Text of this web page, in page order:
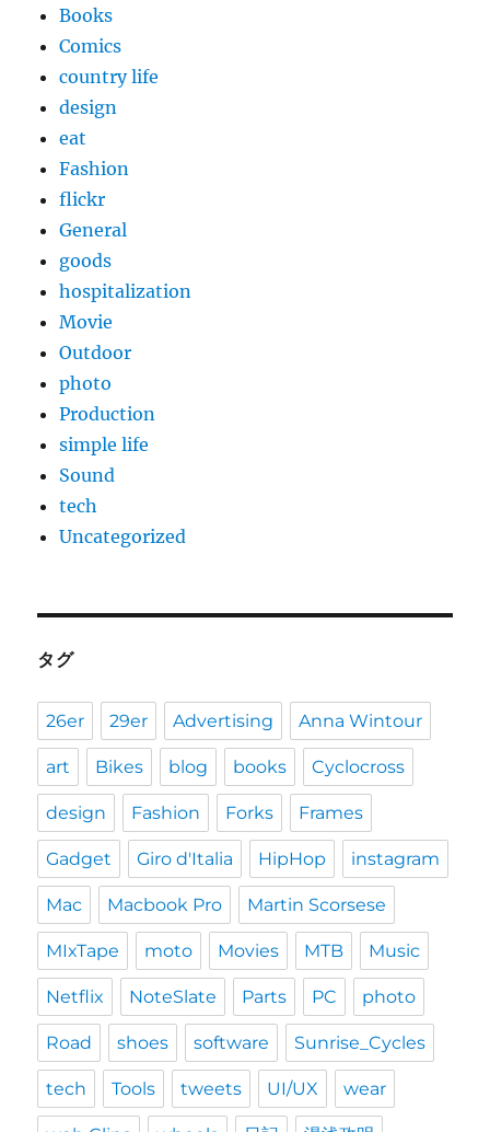
Books
Comics
country life
design
eat
Fashion
flickr
General
goods
hospitalization
Movie
Outdoor
photo
Production
simple life
Sound
tech
Uncategorized
タグ
26er 29er Advertising Anna Wintour
art Bikes blog books Cyclocross
design Fashion Forks Frames
Gadget Giro d'Italia HipHop instagram
Mac Macbook Pro Martin Scorsese
MIxTape moto Movies MTB Music
Netflix NoteSlate Parts PC photo
Road shoes software Sunrise_Cycles
tech Tools tweets UI/UX wear